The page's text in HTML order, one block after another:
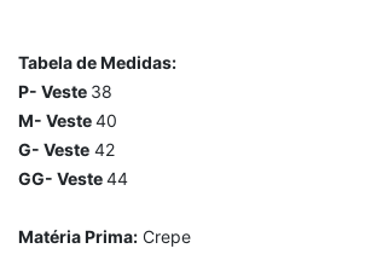
Tabela de Medidas:
P- Veste 38
M- Veste40
G- Veste 42
GG- Veste44
Matéria Prima: Crepe